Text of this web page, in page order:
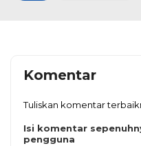
Komentar
Tuliskan komentar
Isi komentar
pengguna